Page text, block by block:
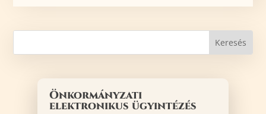
Önkormányzati
elektronikus ügyintézés